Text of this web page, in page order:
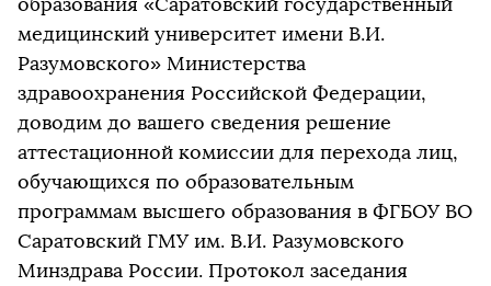
медицинский университет имени В.И.
Разумовского» Министерства
здравоохранения Российской Федерации,
доводим до вашего сведения решение
аттестационной комиссии для перехода лиц,
обучающихся по образовательным
программам высшего образования в ФГБОУ ВО
Саратовский ГМУ им. В.И. Разумовского
Минздрава России. Протокол заседания